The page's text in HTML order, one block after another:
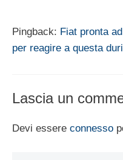
Pingback: Fiat pronta
per reagire a questa
Lascia un
Devi essere connesso